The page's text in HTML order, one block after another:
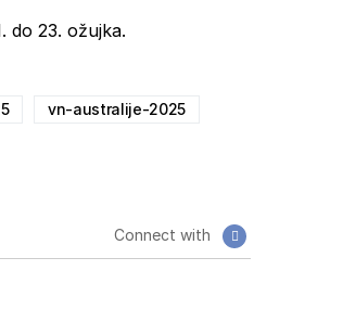
do 23. ožujka.
vn-australije-2025
Connect with